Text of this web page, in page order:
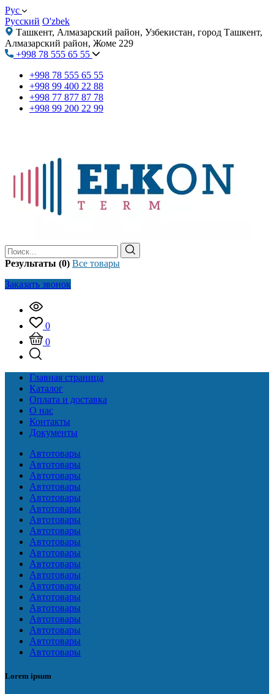
Рус
Русский O'zbek
Ташкент, Алмазарский район, Узбекистан, город Ташкент,
Алмазарский район, Жоме 229
+998 78 555 65 55
+998 78 555 65 55
+998 99 400 22 88
+998 77 877 87 78
+998 99 200 22 99
Результаты (0) Все товары
Заказать звонок
0
0
Главная страница
Каталог
Оплата и доставка
О нас
Контакты
Документы
Автотовары
Автотовары
Автотовары
Автотовары
Автотовары
Автотовары
Автотовары
Автотовары
Автотовары
Автотовары
Автотовары
Автотовары
Автотовары
Автотовары
Автотовары
Автотовары
Автотовары
Автотовары
Автотовары
Lorem ipsum